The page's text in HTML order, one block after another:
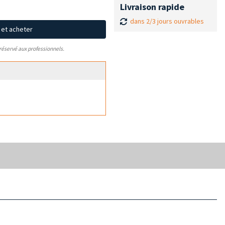
et acheter
aux professionnels.
Livraison rapide
dans 2/3 jours ouvrables